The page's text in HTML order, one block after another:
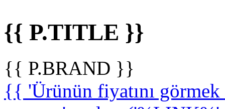
{{ P.TITLE }}
{{ P.BRAND }}
{{ 'Ürünün fiyatını